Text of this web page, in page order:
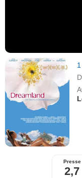
Presse
2,7